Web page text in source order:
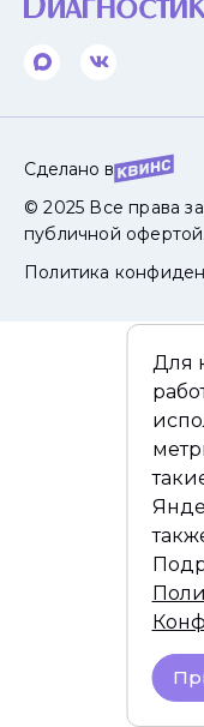
Сделано в
© 2025 Все права
публичной офертой.
Политика
Для